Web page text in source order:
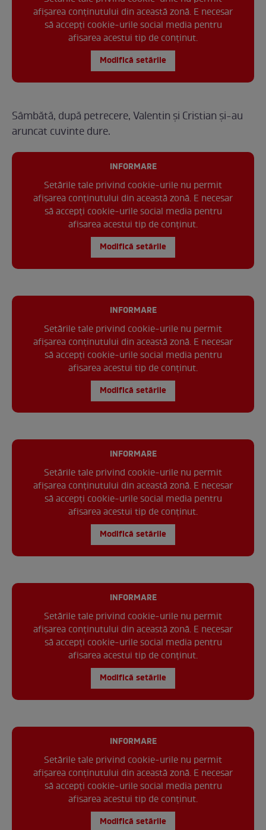
afișarea conținutului din această zonă. E necesar
să accepți cookie-urile social media pentru
afisarea acestui tip de conținut.
Modifică setările
Sâmbătă, după petrecere, Valentin și Cristian și-au
aruncat cuvinte dure.
INFORMARE
Setările tale privind cookie-urile nu permit
afișarea conținutului din această zonă. E necesar
să accepți cookie-urile social media pentru
afisarea acestui tip de conținut.
Modifică setările
INFORMARE
Setările tale privind cookie-urile nu permit
afișarea conținutului din această zonă. E necesar
să accepți cookie-urile social media pentru
afisarea acestui tip de conținut.
Modifică setările
INFORMARE
Setările tale privind cookie-urile nu permit
afișarea conținutului din această zonă. E necesar
să accepți cookie-urile social media pentru
afisarea acestui tip de conținut.
Modifică setările
INFORMARE
Setările tale privind cookie-urile nu permit
afișarea conținutului din această zonă. E necesar
să accepți cookie-urile social media pentru
afisarea acestui tip de conținut.
Modifică setările
INFORMARE
Setările tale privind cookie-urile nu permit
afișarea conținutului din această zonă. E necesar
să accepți cookie-urile social media pentru
afisarea acestui tip de conținut.
Modifică setările